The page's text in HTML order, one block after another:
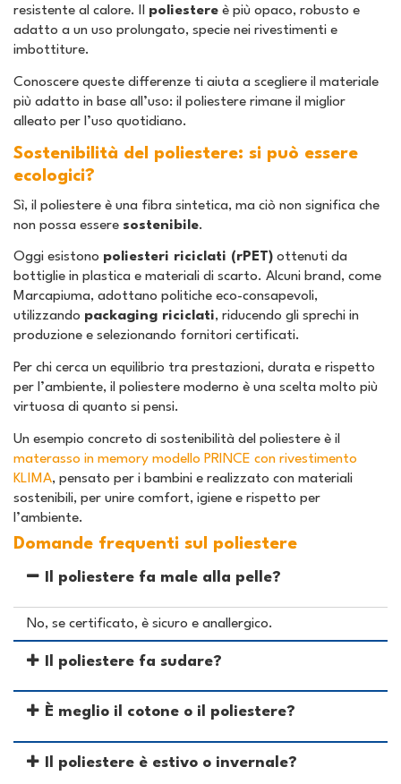
resistente al calore. Il poliestere è più opaco, robusto e
adatto a un uso prolungato, specie nei rivestimenti e
imbottiture.
Conoscere queste differenze ti aiuta a scegliere il materiale
più adatto in base all’uso: il poliestere rimane il miglior
alleato per l’uso quotidiano.
Sostenibilità del poliestere: si può essere
ecologici?
Sì, il poliestere è una fibra sintetica, ma ciò non significa che
non possa essere sostenibile.
Oggi esistono poliesteri riciclati (rPET) ottenuti da
bottiglie in plastica e materiali di scarto. Alcuni brand, come
Marcapiuma, adottano politiche eco-consapevoli,
utilizzando packaging riciclati, riducendo gli sprechi in
produzione e selezionando fornitori certificati.
Per chi cerca un equilibrio tra prestazioni, durata e rispetto
per l’ambiente, il poliestere moderno è una scelta molto più
virtuosa di quanto si pensi.
Un esempio concreto di sostenibilità del poliestere è il
materasso in memory modello PRINCE con rivestimento
KLIMA, pensato per i bambini e realizzato con materiali
sostenibili, per unire comfort, igiene e rispetto per
l’ambiente.
Domande frequenti sul poliestere
Il poliestere fa male alla pelle?
No, se certificato, è sicuro e anallergico.
Il poliestere fa sudare?
È meglio il cotone o il poliestere?
Il poliestere è estivo o invernale?